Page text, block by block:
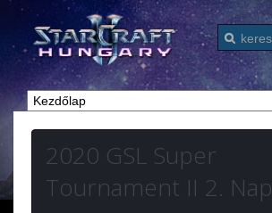
2020 GSL Super
Tournament II 2. Nap